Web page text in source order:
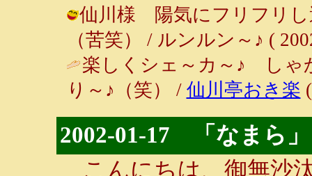
仙川様 陽気にフリフリし
（苦笑） / ルンルン～♪ (
楽しくシェ～カ～♪ しゃ
り～♪（笑） / 仙川亭おき楽
2002-01-17 「なまら」
こんにちは、御無沙